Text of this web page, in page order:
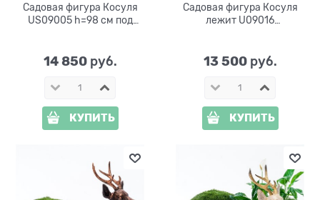
Садовая фигура Косуля
US09005 h=98 см под
14 850 руб.
КУПИТЬ
Садовая фигура Косуля
лежит U09016
13 500 руб.
КУПИТЬ